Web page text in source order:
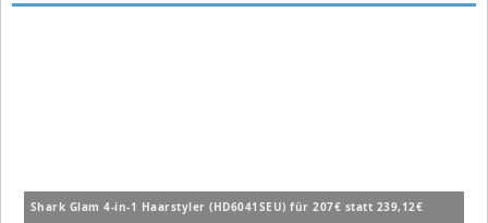
Shark Glam 4-in-1 Haarstyler (HD6041SEU) für 207€ statt 239,12€